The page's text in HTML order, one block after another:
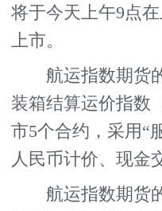
将于今天上午9点
上市。
航运指数期货的
装箱结算运价指数
市5个合约，采用“
人民币计价、现金
航运指数期货的